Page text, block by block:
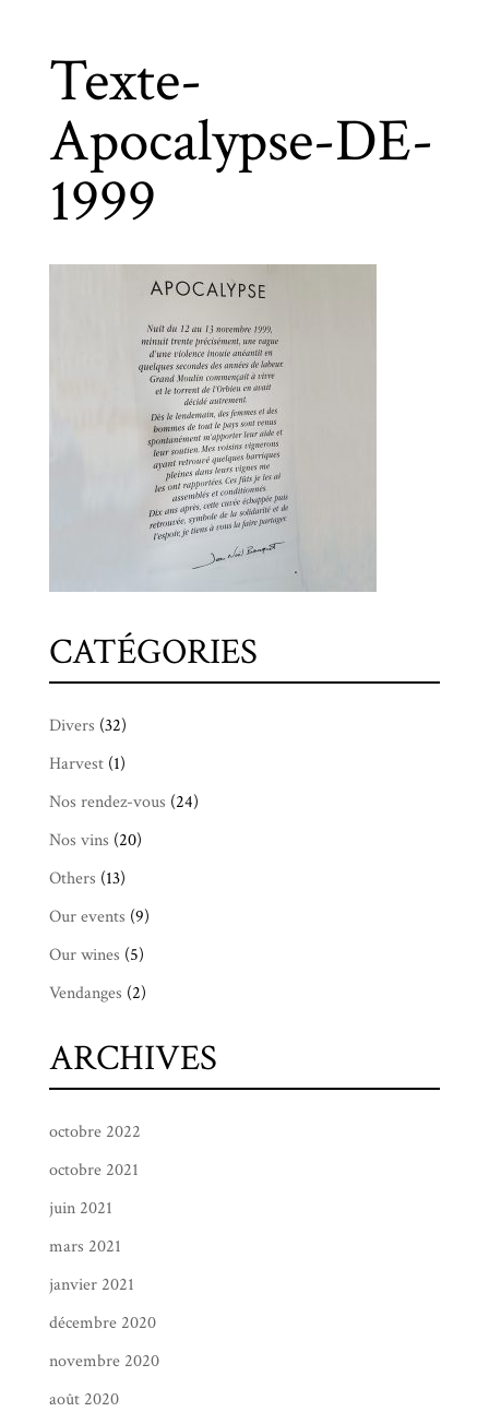
Texte-
Apocalypse-DE-
1999
CATÉGORIES
Divers (32)
Harvest(1)
Nos rendez-vous (24)
Nos vins (20)
Others (13)
Our events (9)
Our wines (5)
Vendanges (2)
ARCHIVES
octobre 2022
octobre 2021
juin 2021
mars 2021
janvier 2021
décembre 2020
novembre 2020
août 2020